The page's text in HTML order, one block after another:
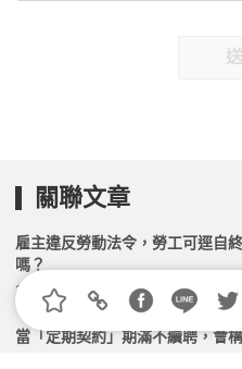
關聯文章
雇主違反勞動法令，勞工可逕自
嗎？
2026.04.02 | 104小編 | 2424觀看數
當「定期契約」期滿不續聘，會